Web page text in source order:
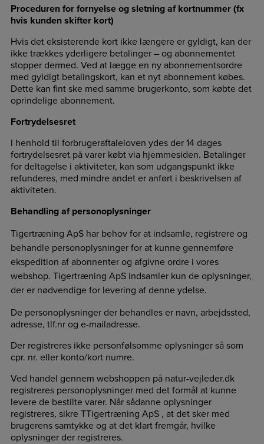
Proceduren for fornyelse og sletning af kortnummer (fx
hvis kunden skifter kort)
Hvis det eksisterende kort ikke længere er gyldigt, kan der
ikke trækkes yderligere betalinger – og abonnementet
stopper dermed. Ved at lægge en ny abonnementsordre
med gyldigt betalingskort, kan et nyt abonnement købes.
Dette kan fint ske med samme brugerkonto, som købte det
oprindelige abonnement.
Fortrydelsesret
I henhold til forbrugeraftaleloven ydes der 14 dages
fortrydelsesret på varer købt via hjemmesiden. Betalinger
for deltagelse i aktiviteter, kan som udgangspunkt ikke
refunderes, med mindre andet er anført i beskrivelsen af
aktiviteten.
Behandling af personoplysninger
Tigertræning ApS har behov for at indsamle, registrere og
behandle personoplysninger for at kunne gennemføre
ekspedition af abonnenter og afgivne ordre i vores
webshop. Tigertræning ApS indsamler kun de oplysninger,
der er nødvendige for levering af denne ydelse.
De personoplysninger der behandles er navn, arbejdssted,
adresse, tlf.nr og e-mailadresse.
Der registreres ikke personfølsomme oplysninger så som
cpr. nr. eller konto/kort numre.
Ved handel gennem webshoppen på natur-vejleder.dk
registreres personoplysninger med det formål at kunne
levere de bestilte varer. Når sådanne oplysninger
registreres, sikre TTigertræning ApS , at det sker med
brugerens samtykke og at det klart fremgår, hvilke
oplysninger der registreres.